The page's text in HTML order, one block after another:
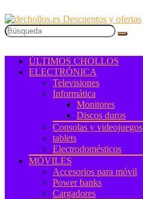
ÚLTIMOS CHOLLOS
ELECTRÓNICA
Televisiones
Informática
Monitores
Discos duros
Consolas y videojuegos
tablets
Electrodomésticos
MÓVILES
Accesorios para móvil
Power banks
Cargadores